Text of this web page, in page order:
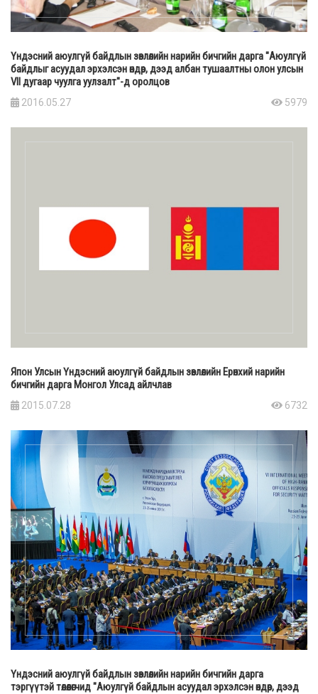
Үндэсний аюулгүй байдлын зөвлөлийн нарийн бичгийн дарга "Аюулгүй
байдлыг асуудал эрхэлсэн өндөр, дээд албан тушаалтны олон улсын
VII дугаар чуулга уулзалт"-д оролцов
2016.05.27 5979
Япон Улсын Үндэсний аюулгүй байдлын зөвлөлийн Ерөнхий нарийн
бичгийн дарга Монгол Улсад айлчлав
2015.07.28 6732
Үндэсний аюулгүй байдлын зөвлөлийн нарийн бичгийн дарга
тэргүүтэй төлөөлөгчид "Аюулгүй байдлын асуудал эрхэлсэн өндөр, дээд